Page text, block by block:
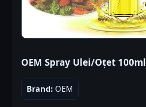
OEM Spray Ulei/Oțet 100ml
Brand: OEM